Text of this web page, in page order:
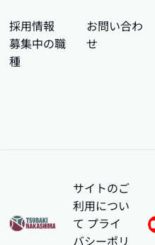
採用情報
募集中の職
種
お問い合わ
せ
サイトのご
利用につい
て プライ
バシーポリ